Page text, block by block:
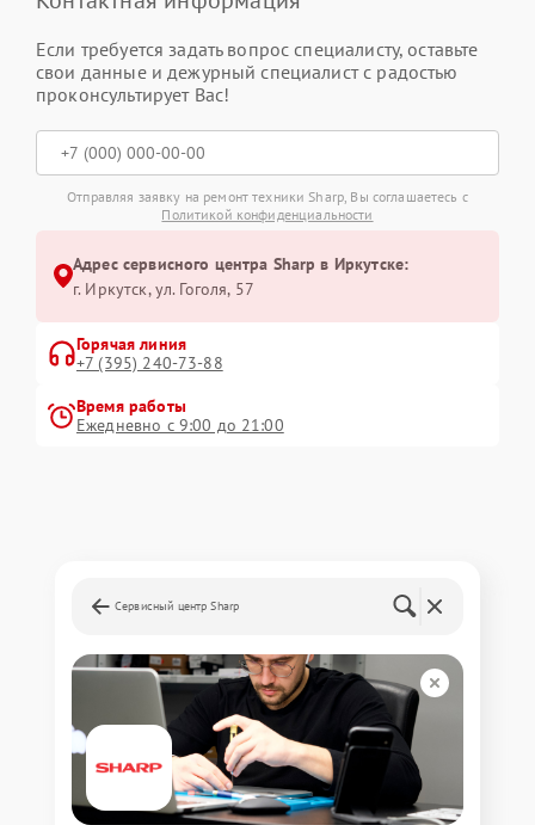
Если требуется задать вопрос специалисту, оставьте
свои данные и дежурный специалист с радостью
проконсультирует Вас!
Отправляя заявку на ремонт техники Sharp, Вы соглашаетесь с
Политикой конфиденциальности
Адрес сервисного центра Sharp в Иркутске:
г. Иркутск, ул. ​Гоголя, 57
Горячая линия
+7 (395) 240-73-88
Время работы
Ежедневно с 9:00 до 21:00
Сервисный центр Sharp